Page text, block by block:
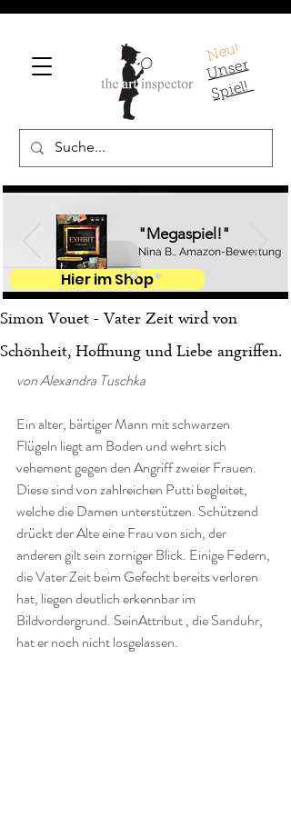
Neu!
U
ns
er
S
pi
el!
"Megaspiel!"
Nina B., Amazon-Bewertung
Hier im Shop
Simon Vouet - Vater Zeit wird von
Schönheit, Hoffnung und Liebe angriffen.
von Alexandra Tuschka
Ein alter, bärtiger Mann mit schwarzen
Flügeln liegt am Boden und wehrt sich
vehement gegen den Angriff zweier Frauen.
Diese sind von zahlreichen Putti begleitet,
welche die Damen unterstützen. Schützend
drückt der Alte eine Frau von sich, der
anderen gilt sein zorniger Blick. Einige Federn,
die Vater Zeit beim Gefecht bereits verloren
hat, liegen deutlich erkennbar im
Bildvordergrund. SeinAttribut , die Sanduhr,
hat er noch nicht losgelassen.